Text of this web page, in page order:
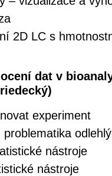
2D LC s
dat v
experiment
nástroje
nástroje